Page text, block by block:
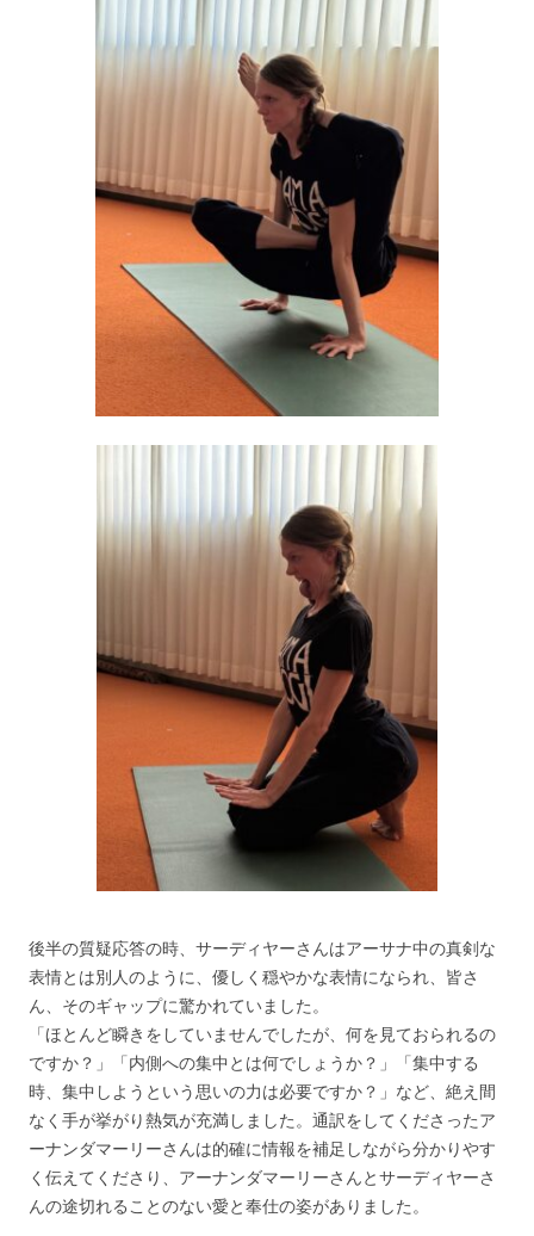
後半の質疑応答の時、サーディヤーさんはアーサナ中の真剣な
表情とは別人のように、優しく穏やかな表情になられ、皆さ
ん、そのギャップに驚かれていました。
「ほとんど瞬きをしていませんでしたが、何を見ておられるの
ですか？」「内側への集中とは何でしょうか？」「集中する
時、集中しようという思いの力は必要ですか？」など、絶え間
なく手が挙がり熱気が充満しました。通訳をしてくださったア
ーナンダマーリーさんは的確に情報を補足しながら分かりやす
く伝えてくださり、アーナンダマーリーさんとサーディヤーさ
んの途切れることのない愛と奉仕の姿がありました。